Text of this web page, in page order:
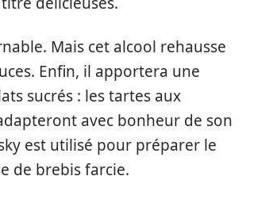
Mais cet alcool rehausse
Enfin, il apportera une
sucrés : les tartes aux
avec bonheur de son
est utilisé pour préparer le
de brebis farcie.